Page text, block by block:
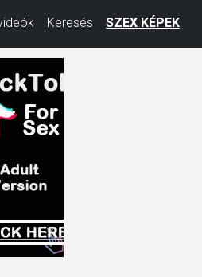
Keresés SZEX KÉPEK